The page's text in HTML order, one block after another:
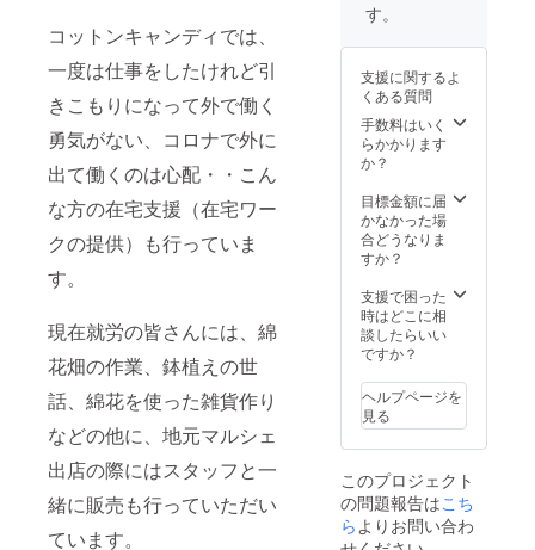
コットンキャンディでは、
一度は仕事をしたけれど引
きこもりになって外で働く
勇気がない、コロナで外に
出て働くのは心配・・こん
な方の在宅支援（在宅ワー
クの提供）も行っていま
す。
現在就労の皆さんには、綿
花畑の作業、鉢植えの世
話、綿花を使った雑貨作り
などの他に、地元マルシェ
出店の際にはスタッフと一
緒に販売も行っていただい
ています。
のお名
ンネー
ムなど
を必ず
ご入力
くださ
字まで)
・綿花
の種(ご
希望の
す。
支援に関するよ
くある質問
手数料はいく
らかかります
か？
目標金額に届
かなかった場
合どうなりま
すか？
支援で困った
時はどこに相
談したらいい
ですか？
ヘルプページを
見る
このプロジェクト
の問題報告はこち
らよりお問い合わ